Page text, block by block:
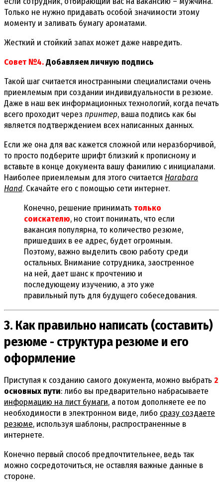
Только не нужно придавать особой значимости этому
моменту и заливать бумагу ароматами.
Жесткий и стойкий запах может даже навредить.
Совет №4.Добавляем личную подпись
Такой шаг считается иностранными специалистами очень
приемлемым при создании индивидуальности в резюме.
Даже в наш век информационных технологий, когда печать
всего проходит через принтер, ваша подпись как бы
является подтверждением всех написанных данных.
Если же она для вас кажется сложной или неразборчивой,
то просто подберите шрифт близкий к прописному и
вставьте в конце документа вашу фамилию с инициалами.
Наиболее приемлемым для этого считается Harabara
Hand. Скачайте его с помощью сети интернет.
Конечно, решение принимать только
соискателю, но стоит понимать, что если
вакансия популярна, то количество резюме,
пришедших в ее адрес, будет огромным.
Поэтому, важно выделить свою работу среди
остальных. Внимание сотрудника, заостренное
на ней, дает шанс к прочтению и
последующему изучению, а это уже
правильный путь для будущего собеседования.
3. Как правильно написать (составить)
резюме - структура резюме и его
оформление
Приступая к созданию самого документа, можно выбрать 2
основных пути: либо вы предварительно набрасываете
информацию на лист бумаги, а потом дополняете ее по
необходимости в электронном виде, либо сразу создаете
резюме, используя шаблоны, распространенные в
интернете.
Конечно первый способ предпочтительнее, ведь так
можно сосредоточиться, не оставляя важные данные в
стороне.